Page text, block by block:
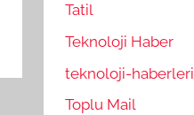
Tatil
Teknoloji Haber
teknoloji-haberleri
Toplu Mail